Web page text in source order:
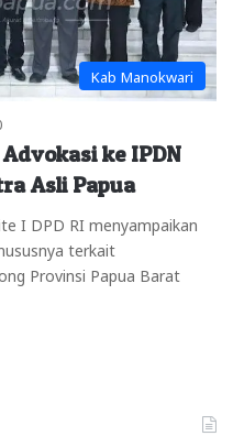
Kab Manokwari
ke IPDN
Asli Papua
I DPD RI menyampaikan
terkait
Provinsi Papua Barat